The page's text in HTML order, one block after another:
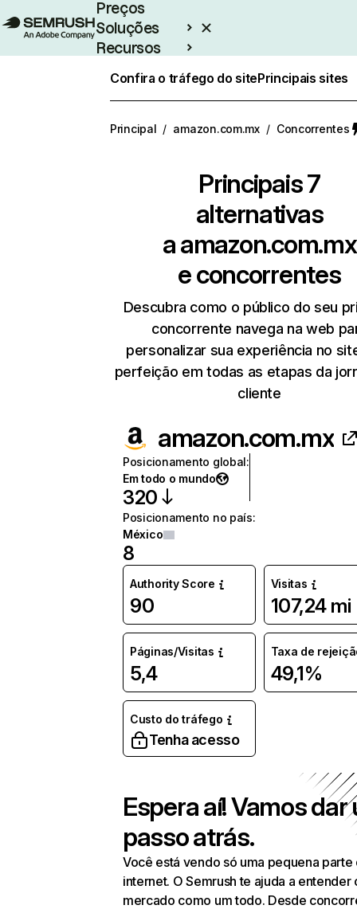
Preços
Soluções
Recursos
Confira o tráfego do sitePrincipais sites
Principal / amazon.com.mx / Concorrentes
Principais 7
alternativas
aamazon.com.mx
e concorrentes
Descubra como o público do seu
concorrente navega na web
personalizar sua experiência no
perfeição em todas as etapas da
cliente
amazon.com.mx
Posicionamento global:
Em todo o mundo
320
Posicionamento no país:
México
8
Authority Score
90
Visitas
107,24 mi
Páginas/Visitas
5,4
Taxa de
49,1%
Custo do tráfego
Tenha acesso
Espera aí! Vamos dar
passo atrás.
Você está vendo só uma pequena parte
internet. O Semrush te ajuda a entender
mercado como um todo. Desde